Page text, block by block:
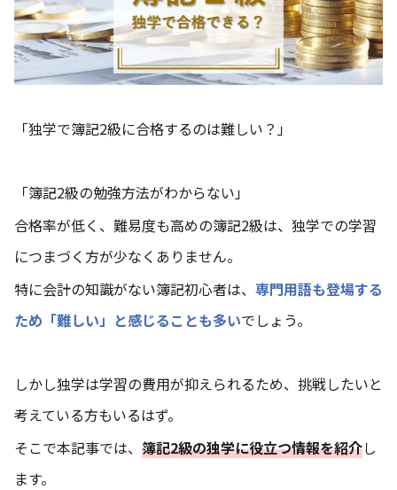
「独学で簿記2級に合格するのは難しい？」
「簿記2級の勉強方法がわからない」
合格率が低く、難易度も高めの簿記2級は、独学での学習
につまづく方が少なくありません。
特に会計の知識がない簿記初心者は、 専門用語も登場する
ため「難しい」と感じることも多いでしょう。
しかし独学は学習の費用が抑えられるため、挑戦したいと
考えている方もいるはず。
そこで本記事では、 簿記2級の独学に役立つ情報を紹介し
ます。